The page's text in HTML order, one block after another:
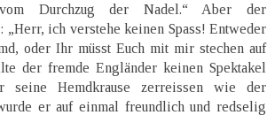
Durchzug der Nadel.“ Aber der
„Herr, ich verstehe keinen Spass! Entweder
oder Ihr müsst Euch mit mir stechen auf
der fremde Engländer keinen Spektakel
seine Hemdkrause zerreissen wie der
er auf einmal freundlich und redselig